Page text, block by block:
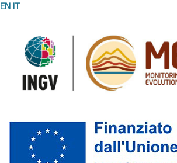
EN IT